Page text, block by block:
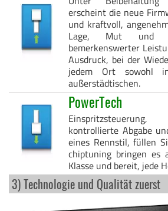
erscheint die neue
und kraftvoll,
Lage, Mut und
bemerkenswerter
Ausdruck, bei der
jedem Ort sowohl
außerstädtischen.
PowerTech
kontrollierte Abgabe
eines Rennstil, füllen
chiptuning bringen es
Klasse und bereit, jede
3) Technologie und Qualität zuerst